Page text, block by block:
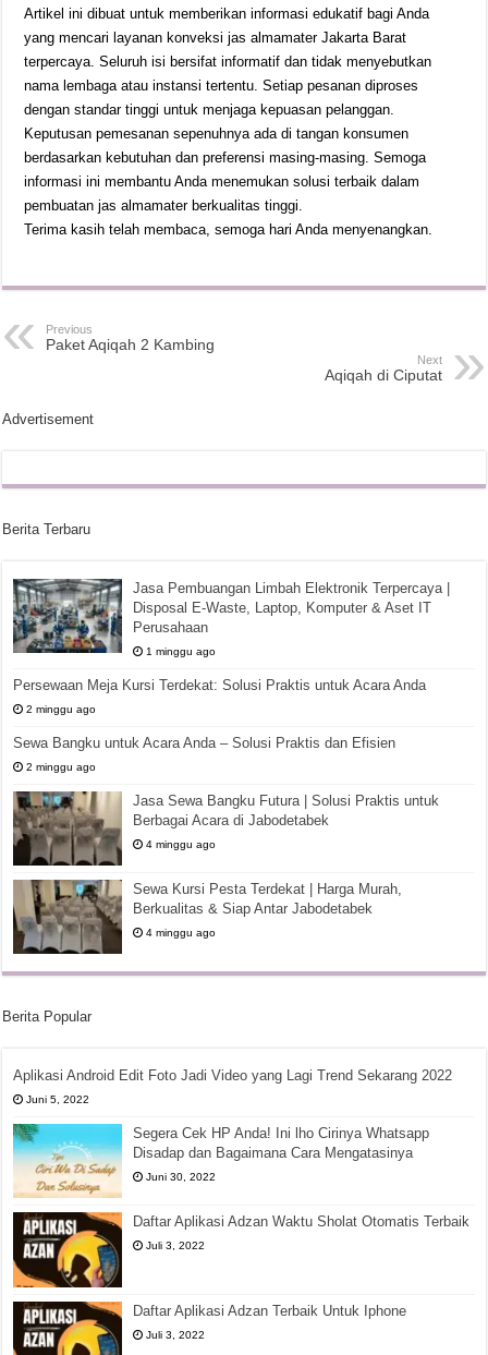
Artikel ini dibuat untuk memberikan informasi edukatif bagi Anda
yang mencari layanan konveksi jas almamater Jakarta Barat
terpercaya. Seluruh isi bersifat informatif dan tidak menyebutkan
nama lembaga atau instansi tertentu. Setiap pesanan diproses
dengan standar tinggi untuk menjaga kepuasan pelanggan.
Keputusan pemesanan sepenuhnya ada di tangan konsumen
berdasarkan kebutuhan dan preferensi masing-masing. Semoga
informasi ini membantu Anda menemukan solusi terbaik dalam
pembuatan jas almamater berkualitas tinggi.
Terima kasih telah membaca, semoga hari Anda menyenangkan.
Previous
Paket Aqiqah 2 Kambing
Next
Aqiqah di Ciputat
Advertisement
Berita Terbaru
Jasa Pembuangan Limbah Elektronik Terpercaya |
Disposal E-Waste, Laptop, Komputer & Aset IT
Perusahaan
1 minggu ago
Persewaan Meja Kursi Terdekat: Solusi Praktis untuk Acara Anda
2 minggu ago
Sewa Bangku untuk Acara Anda – Solusi Praktis dan Efisien
2 minggu ago
Jasa Sewa Bangku Futura | Solusi Praktis untuk
Berbagai Acara di Jabodetabek
4 minggu ago
Sewa Kursi Pesta Terdekat | Harga Murah,
Berkualitas & Siap Antar Jabodetabek
4 minggu ago
Berita Popular
Aplikasi Android Edit Foto Jadi Video yang Lagi Trend Sekarang 2022
Juni 5, 2022
Segera Cek HP Anda! Ini lho Cirinya Whatsapp
Disadap dan Bagaimana Cara Mengatasinya
Juni 30, 2022
Daftar Aplikasi Adzan Waktu Sholat Otomatis Terbaik
Juli 3, 2022
Daftar Aplikasi Adzan Terbaik Untuk Iphone
Juli 3, 2022